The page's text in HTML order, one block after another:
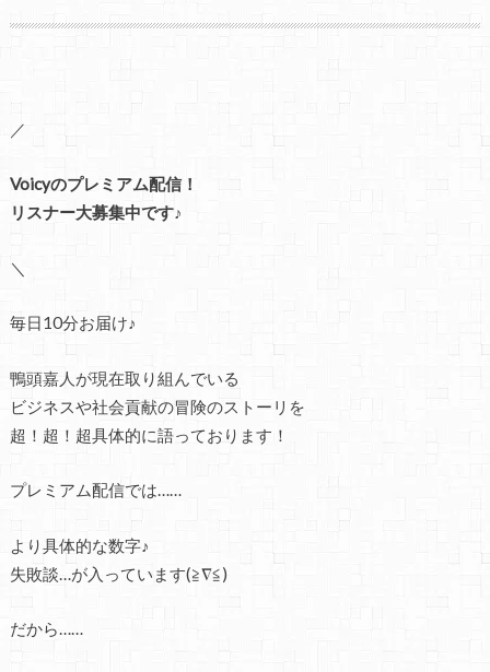
／
Voicyのプレミアム配信！
リスナー大募集中です♪
＼
毎日10分お届け♪
鴨頭嘉人が現在取り組んでいる
ビジネスや社会貢献の冒険のストーリを
超！超！超具体的に語っております！
プレミアム配信では……
より具体的な数字♪
失敗談…が入っています(≧∇≦)
だから……